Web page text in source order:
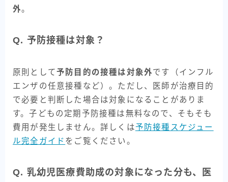
外。
Q. 予防接種は対象？
原則として予防目的の接種は対象外です（インフル
エンザの任意接種など）。ただし、医師が治療目的
で必要と判断した場合は対象になることがありま
す。子どもの定期予防接種は無料なので、そもそも
費用が発生しません。詳しくは予防接種スケジュー
ル完全ガイド をご覧ください。
Q. 乳幼児医療費助成の対象になった分も、医